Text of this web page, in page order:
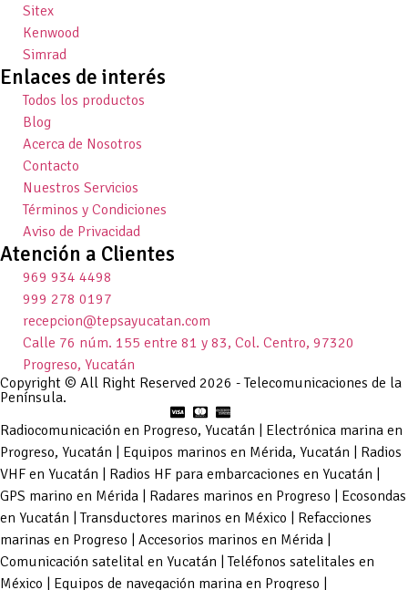
Sitex
Kenwood
Simrad
Enlaces de interés
Todos los productos
Blog
Acerca de Nosotros
Contacto
Nuestros Servicios
Términos y Condiciones
Aviso de Privacidad
Atención a Clientes
969 934 4498
999 278 0197
recepcion@tepsayucatan.com
Calle 76 núm. 155 entre 81 y 83, Col. Centro, 97320
Progreso, Yucatán
Copyright © All Right Reserved 2026 - Telecomunicaciones de la
Península.
Radiocomunicación en Progreso, Yucatán | Electrónica marina en
Progreso, Yucatán | Equipos marinos en Mérida, Yucatán | Radios
VHF en Yucatán | Radios HF para embarcaciones en Yucatán |
GPS marino en Mérida | Radares marinos en Progreso | Ecosondas
en Yucatán | Transductores marinos en México | Refacciones
marinas en Progreso | Accesorios marinos en Mérida |
Comunicación satelital en Yucatán | Teléfonos satelitales en
México | Equipos de navegación marina en Progreso |